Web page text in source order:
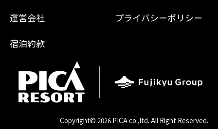
運営会社 プライバシーポリシー
宿泊約款
Copyright© 2026 PICA co.,ltd. All Right Reserved.